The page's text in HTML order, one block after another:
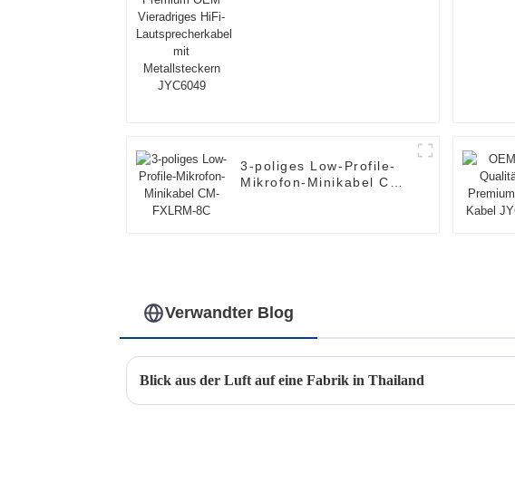
3-poliges Low-Profile-
Mikrofon-Minikabel CM-
Verwandter Blog
Blick aus der Luft auf eine Fabrik in Thailand